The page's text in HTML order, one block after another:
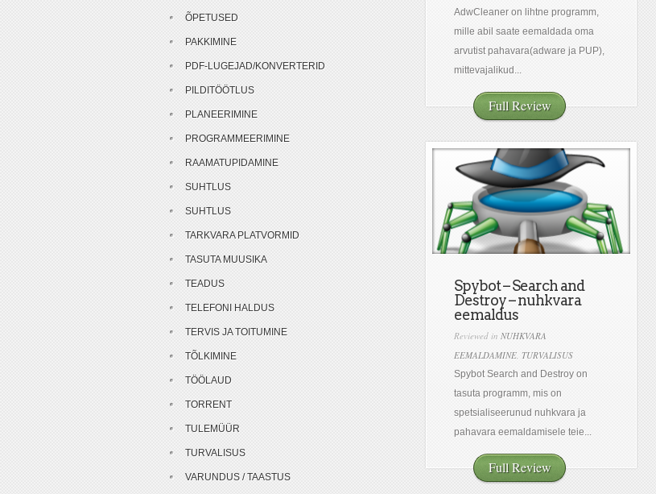
AdwCleaner on lihtne programm,
mille abil saate eemaldada oma
arvutist pahavara(adware ja PUP),
mittevajalikud...
Full Review
Spybot – Search and
Destroy – nuhkvara
eemaldus
Reviewed in NUHKVARA
EEMALDAMINE, TURVALISUS
Spybot Search and Destroy on
tasuta programm, mis on
spetsialiseerunud nuhkvara ja
pahavara eemaldamisele teie...
Full Review
ÕPETUSED
PAKKIMINE
PDF-LUGEJAD/KONVERTERID
PILDITÖÖTLUS
PLANEERIMINE
PROGRAMMEERIMINE
RAAMATUPIDAMINE
SUHTLUS
SUHTLUS
TARKVARA PLATVORMID
TASUTA MUUSIKA
TEADUS
TELEFONI HALDUS
TERVIS JA TOITUMINE
TÕLKIMINE
TÖÖLAUD
TORRENT
TULEMÜÜR
TURVALISUS
VARUNDUS / TAASTUS